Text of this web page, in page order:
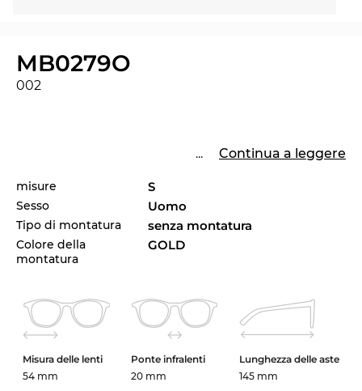
MB0279O
002
... Continua a leggere
misure S
Sesso Uomo
Tipo di montatura senza montatura
Colore della
montatura
GOLD
Misura delle lenti
54 mm
Ponte infralenti
20 mm
Lunghezza delle aste
145 mm